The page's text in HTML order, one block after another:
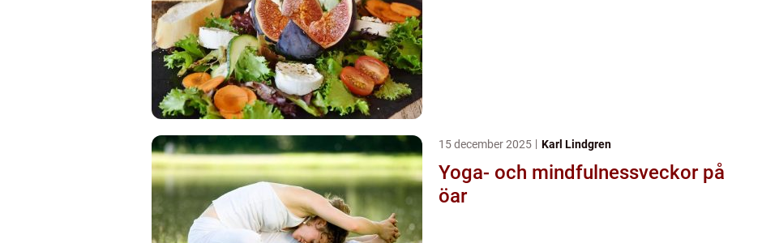
15 december 2025 Karl Lindgren
Yoga- och mindfulnessveckor på
öar